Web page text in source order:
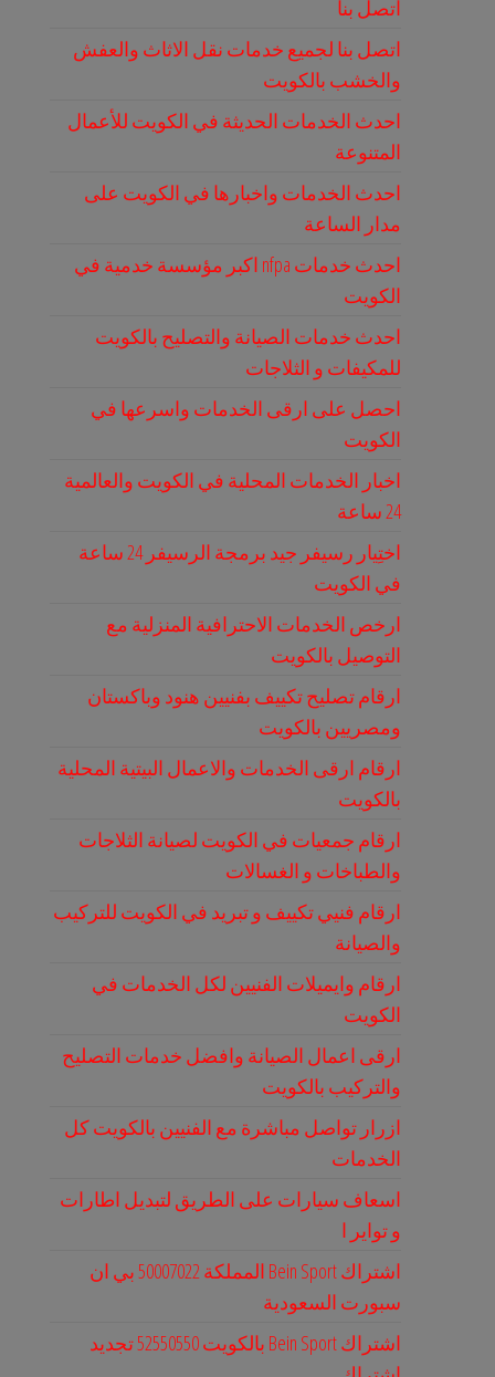
اتصل بنا
اتصل بنا لجميع خدمات نقل الاثاث والعفش
والخشب بالكويت
احدث الخدمات الحديثة في الكويت للأعمال
المتنوعة
احدث الخدمات واخبارها في الكويت على
مدار الساعة
احدث خدمات nfpa اكبر مؤسسة خدمية في
الكويت
احدث خدمات الصيانة والتصليح بالكويت
للمكيفات و الثلاجات
احصل على ارقى الخدمات واسرعها في
الكويت
اخبار الخدمات المحلية في الكويت والعالمية
24 ساعة
اختِيار رسيفر جيد برمجة الرسيفر 24 ساعة
في الكويت
ارخص الخدمات الاحترافية المنزلية مع
التوصيل بالكويت
ارقام تصليح تكييف بفنيين هنود وباكستان
ومصريين بالكويت
ارقام ارقى الخدمات والاعمال البيتية المحلية
بالكويت
ارقام جمعيات في الكويت لصيانة الثلاجات
والطباخات و الغسالات
ارقام فنيي تكييف و تبريد في الكويت للتركيب
والصيانة
ارقام وايميلات الفنيين لكل الخدمات في
الكويت
ارقى اعمال الصيانة وافضل خدمات التصليح
والتركيب بالكويت
ازرار تواصل مباشرة مع الفنيين بالكويت كل
الخدمات
اسعاف سيارات على الطريق لتبديل اطارات
و تواير ا
اشتراك Bein Sport المملكة 50007022 بي ان
سبورت السعودية
اشتراك Bein Sport بالكويت 52550550 تجديد